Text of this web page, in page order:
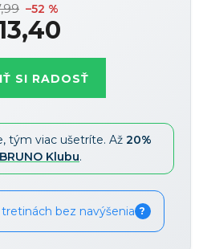
–52 %
SI RADOSŤ
tým viac ušetríte. Až 20%
BRUNO Klubu.
bez navýšenia ?